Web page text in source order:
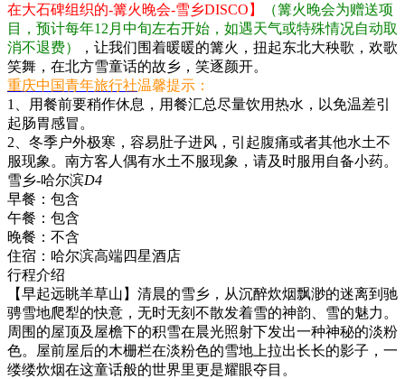
在大石碑组织的-篝火晚会-雪乡DISCO】
（篝火晚会为赠送项
目，预计每年12月中旬左右开始，如遇天气或特殊情况自动取
消不退费）
，让我们围着暖暖的篝火，扭起东北大秧歌，欢歌
笑舞，在北方雪童话的故乡，笑逐颜开。
重庆中国青年旅行社温馨提示：
1、用餐前要稍作休息，用餐汇总尽量饮用热水，以免温差引
起肠胃感冒。
2、冬季户外极寒，容易肚子进风，引起腹痛或者其他水土不
服现象。南方客人偶有水土不服现象，请及时服用自备小药。
雪乡-哈尔滨D4
早餐： 包含
午餐： 包含
晚餐： 不含
住宿： 哈尔滨高端四星酒店
行程介绍
【早起远眺羊草山】清晨的雪乡，从沉醉炊烟飘渺的迷离到驰
骋雪地爬犁的快意，无时无刻不散发着雪的神韵、雪的魅力。
周围的屋顶及屋檐下的积雪在晨光照射下发出一种神秘的淡粉
色。屋前屋后的木栅栏在淡粉色的雪地上拉出长长的影子，一
缕缕炊烟在这童话般的世界里更是耀眼夺目。